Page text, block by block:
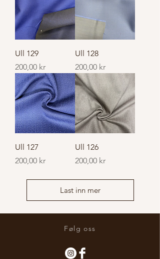
Ull 129
Pris
200,00 kr
Ull 128
Pris
200,00 kr
Ull 127
Pris
200,00 kr
Ull 126
Pris
200,00 kr
Last inn mer
Følg oss